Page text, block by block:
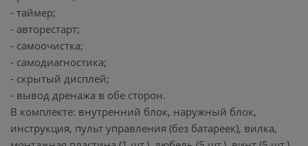
- таймер;
- авторестарт;
- самоочистка;
- самодиагностика;
- скрытый дисплей;
- вывод дренажа в обе сторон.
В комплекте: внутренний блок, наружный блок,
инструкция, пульт управления (без батареек), вилка,